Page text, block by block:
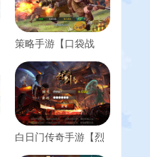
策略手游【口袋战
工服务端+安卓+运营
后台+新版GM后台
+详细搭建教程
白日门传奇手游【烈